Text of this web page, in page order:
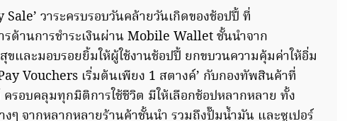
วาระครบรอบวันคล้ายวันเกิดของช้อปปี้ ที่
รด้านการชำระเงินผ่าน Mobile Wallet ชั้นนำจาก
ขและมอบรอยยิ้มให้ผู้ใช้งานช้อปปี้ ยกขบวนความคุ้มค่าให้อิ่ม
Vouchers เริ่มต้นเพียง 1 สตางค์’ กับกองทัพสินค้าที่
รอบคลุมทุกมิติการใช้ชีวิต มีให้เลือกช้อปหลากหลาย ทั้ง
ๆ จากหลากหลายร้านค้าชั้นนำ รวมถึงปั๊มน้ำมัน และซูเปอร์